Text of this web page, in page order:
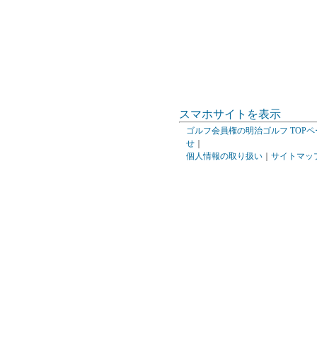
スマホサイトを表示
ゴルフ会員権の明治ゴルフ TOPペ
せ
個人情報の取り扱い
サイトマッ